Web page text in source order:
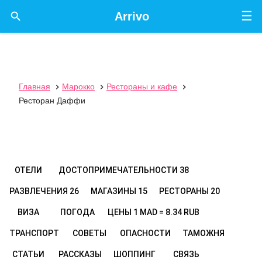
☰
Arrivo

Главная  Марокко  Рестораны и кафе

Ресторан Даффи
ОТЕЛИ ДОСТОПРИМЕЧАТЕЛЬНОСТИ 38
РАЗВЛЕЧЕНИЯ 26 МАГАЗИНЫ 15 РЕСТОРАНЫ 20
ВИЗА ПОГОДА ЦЕНЫ 1 MAD = 8.34 RUB
ТРАНСПОРТ СОВЕТЫ ОПАСНОСТИ ТАМОЖНЯ
СТАТЬИ РАССКАЗЫ ШОППИНГ СВЯЗЬ